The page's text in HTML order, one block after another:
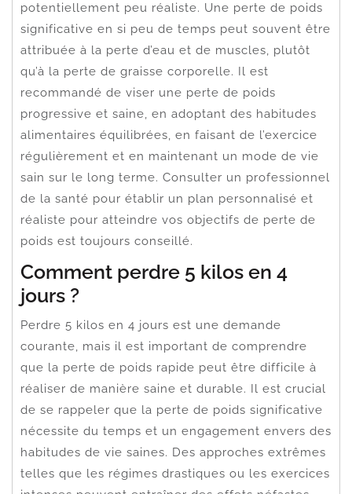
potentiellement peu réaliste. Une perte de poids
significative en si peu de temps peut souvent être
attribuée à la perte d’eau et de muscles, plutôt
qu’à la perte de graisse corporelle. Il est
recommandé de viser une perte de poids
progressive et saine, en adoptant des habitudes
alimentaires équilibrées, en faisant de l’exercice
régulièrement et en maintenant un mode de vie
sain sur le long terme. Consulter un professionnel
de la santé pour établir un plan personnalisé et
réaliste pour atteindre vos objectifs de perte de
poids est toujours conseillé.
Comment perdre 5 kilos en 4
jours ?
Perdre 5 kilos en 4 jours est une demande
courante, mais il est important de comprendre
que la perte de poids rapide peut être difficile à
réaliser de manière saine et durable. Il est crucial
de se rappeler que la perte de poids significative
nécessite du temps et un engagement envers des
habitudes de vie saines. Des approches extrêmes
telles que les régimes drastiques ou les exercices